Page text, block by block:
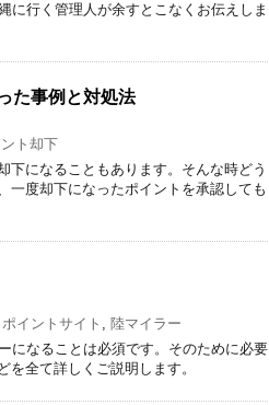
に行く管理人が余すとこなくお伝えしま
た事例と対処法
ト却下
下になることもあります。そんな時どう
一度却下になったポイントを承認しても
ポイントサイト , 陸マイラー
になることは必須です。そのために必要
全て詳しくご説明します。